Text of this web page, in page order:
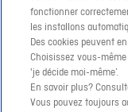
Durabilité
Sitemap
Nos conseillers
Jobs
fonctionner
les installons
Des cookies peuvent
Choisissez vous-
'je décide moi-même’.
En savoir plus?
Vous pouvez toujours